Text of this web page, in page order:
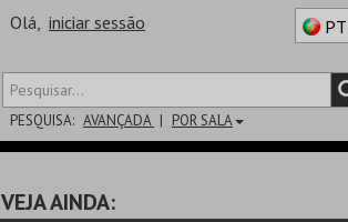
Olá, iniciar sessão PT
PESQUISA: AVANÇADA POR SALA
VEJA AINDA: